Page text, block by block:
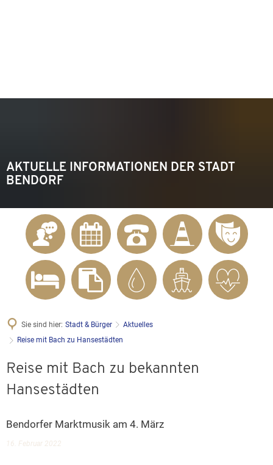
AKTUELLE INFORMATIONEN DER STADT
BENDORF
Sie sind hier: Stadt & Bürger
Aktuelles
Reise mit Bach zu Hansestädten
Reise mit Bach zu bekannten
Hansestädten
Bendorfer Marktmusik am 4. März
16. Februar 2022